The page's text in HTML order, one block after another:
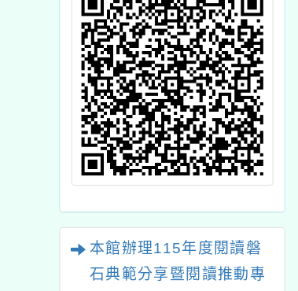
本館辦理115年度閱讀磐
石典範分享暨閱讀推動專